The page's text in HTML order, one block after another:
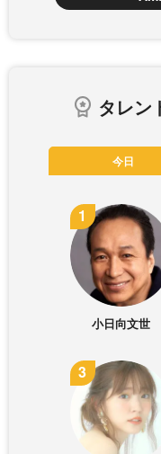
タレン
今日
小日向文世